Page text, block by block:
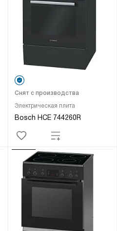
Электрическая плита
Bosch HCE 744260R
Снят с производства